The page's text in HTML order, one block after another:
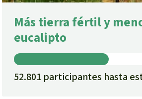
Más tierra fértil y
eucalipto
52.801 participantes hasta